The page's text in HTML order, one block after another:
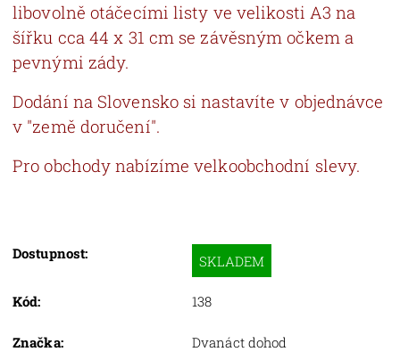
libovolně otáčecími listy ve velikosti A3 na
šířku cca 44 x 31 cm se závěsným očkem a
pevnými zády.
Dodání na Slovensko si nastavíte v objednávce
v "země doručení".
Pro obchody nabízíme velkoobchodní slevy.
Dostupnost: SKLADEM
Kód: 138
Značka: Dvanáct dohod